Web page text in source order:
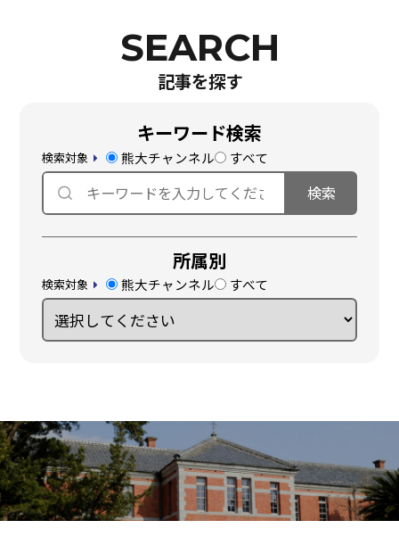
記事を探す
キーワード検索
検索対象 熊大チャンネル すべて
所属別
検索対象 熊大チャンネル すべて